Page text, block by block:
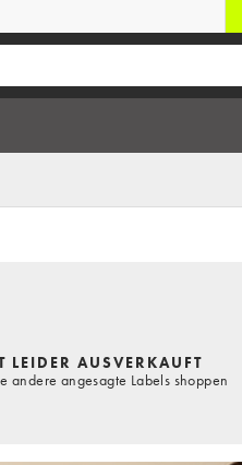
AUSVERKAUFT
andere angesagte Labels shoppen